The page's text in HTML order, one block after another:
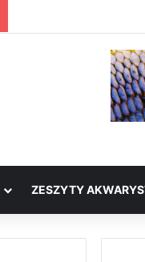
ZESZYTY